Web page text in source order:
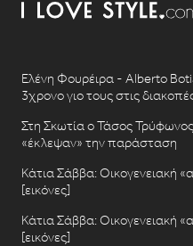
Ελένη Φουρέιρα - Alberto
3χρονο γιο τους στις
Στη Σκωτία ο Τάσος
«έκλεψαν» την παράσταση
Κάτια Σάββα: Οικογενειακή
[εικόνες]
Κάτια Σάββα: Οικογενειακή
[εικόνες]